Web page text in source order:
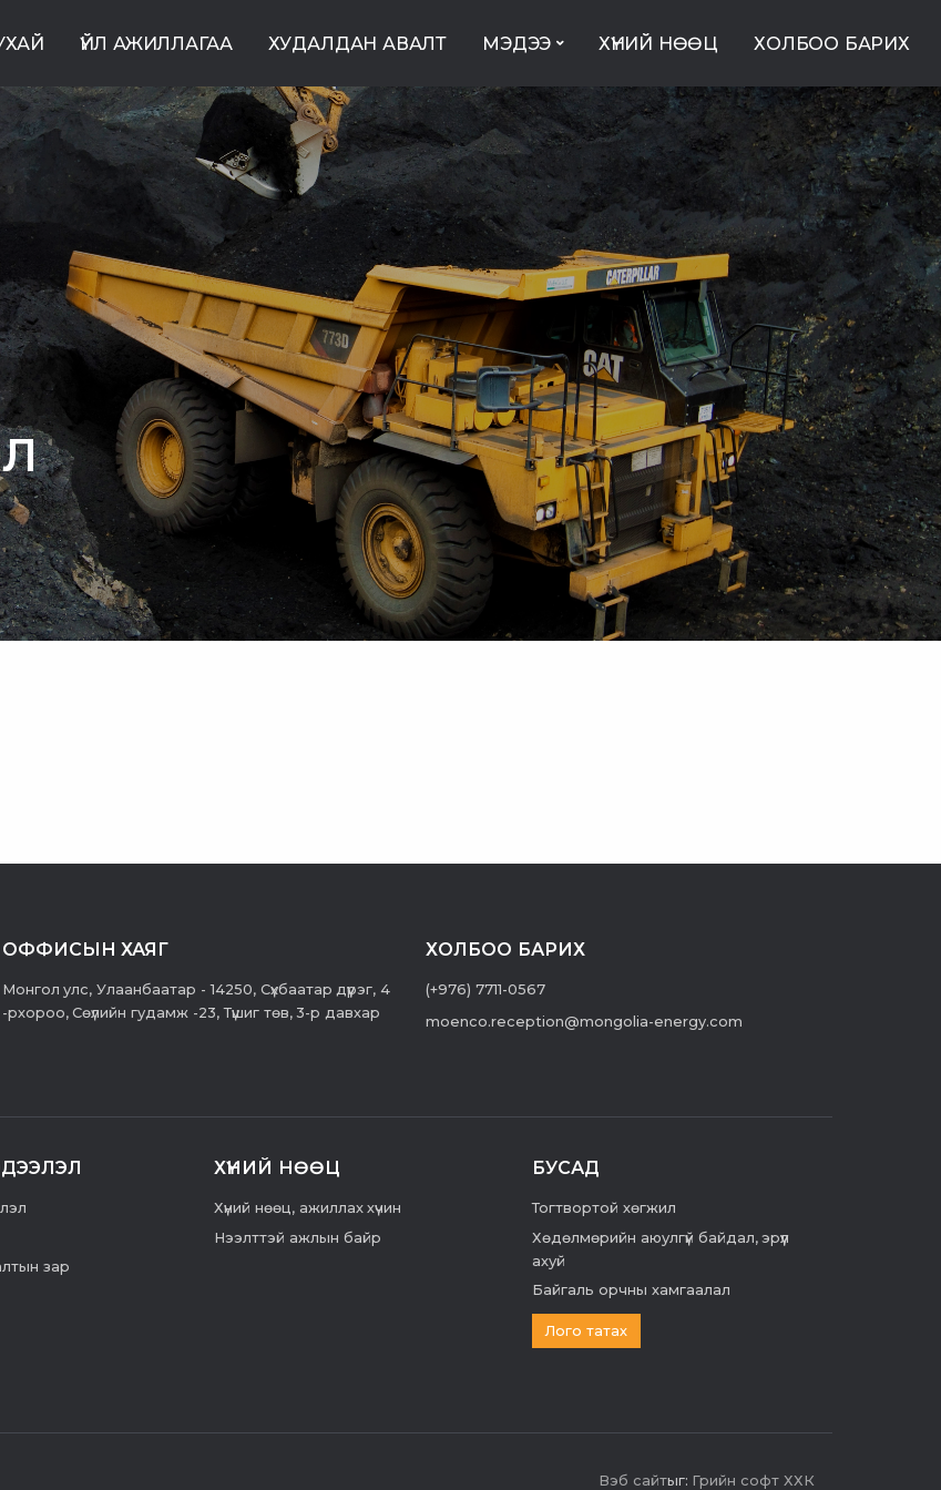
ҮЙЛ АЖИЛЛАГАА ХУДАЛДАН АВАЛТ МЭДЭЭ ХҮНИЙ НӨӨЦ ХОЛБОО БАРИХ
ОФФИСЫН ХАЯГ
Монгол улс, Улаанбаатар - 14250, Сүхбаатар дүүрэг, 4
-рхороо, Сөүлийн гудамж -23, Түшиг төв, 3-р давхар
ХОЛБОО БАРИХ
(+976) 7711-0567
moenco.reception@mongolia-energy.com
зар
ХҮНИЙ НӨӨЦ
Хүний нөөц, ажиллах хүчин
Нээлттэй ажлын байр
БУСАД
Тогтвортой хөгжил
Хөдөлмөрийн аюулгүй байдал, эрүүл
ахуй
Байгаль орчны хамгаалал
Лого татах
Вэб сайтыг: Грийн софт ХХК